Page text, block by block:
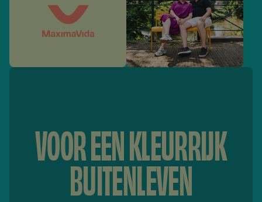
VOOR EEN KLEURRIJK
BUITENLEVEN